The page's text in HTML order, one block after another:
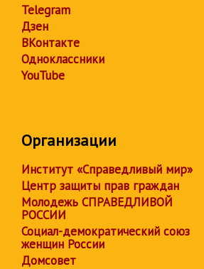
Telegram
Дзен
ВКонтакте
Одноклассники
YouTube
Организации
Институт «Справедливый мир»
Центр защиты прав граждан
Молодежь СПРАВЕДЛИВОЙ
РОССИИ
Социал-демократический союз
женщин России
Домсовет